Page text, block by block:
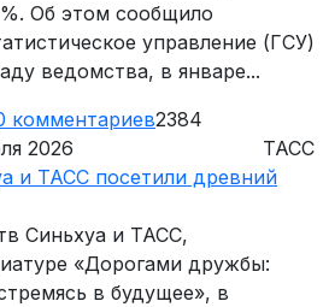
Об этом сообщило
управление (ГСУ)
ведомства, в январе...
комментариев2384
2026
ТАСС
и ТАСС посетили древний
Синьхуа и ТАСС,
«Дорогами дружбы:
в будущее», в